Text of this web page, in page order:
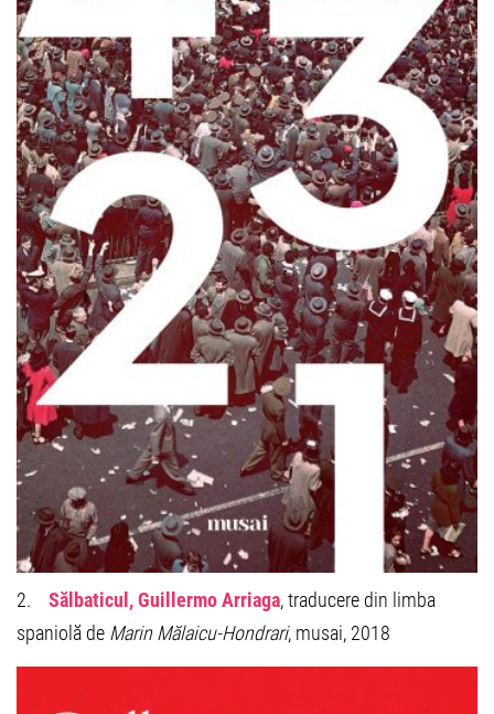
2. Sălbaticul, Guillermo Arriaga, traducere din limba
spaniolă de Marin Mălaicu-Hondrari, musai, 2018